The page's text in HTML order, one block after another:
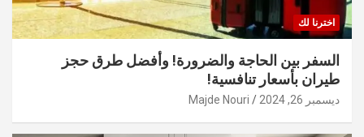
اخترنا لك
السفر بين الحاجة والضرورة! وأفضل طرق حجز
طيران بأسعار تنافسية!
ديسمبر 26, 2024 Majde Nouri